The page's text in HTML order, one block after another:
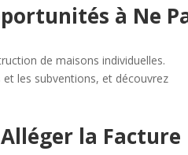
à Ne
de maisons individuelles.
les subventions, et découvrez
la Facture